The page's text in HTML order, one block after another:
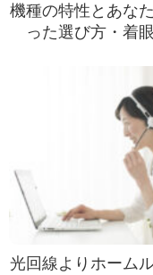
機種の特性とあな
った選び方・着
光回線よりホーム